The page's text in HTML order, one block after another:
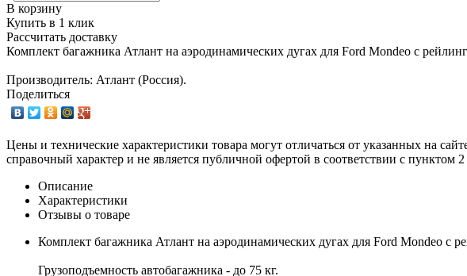
В корзину
Купить в 1 клик
Рассчитать доставку
Комплект багажника Атлант на аэродинамических дугах для Ford Mondeo с
Производитель: Атлант (Россия).
Поделиться
Цены и технические характеристики товара могут отличаться от указанных на
справочный характер и не является публичной офертой в соответствии с пунктом
Описание
Характеристики
Отзывы о товаре
Комплект багажника Атлант на аэродинамических дугах для Ford Mondeo с
Грузоподъемность автобагажника - до 75 кг.